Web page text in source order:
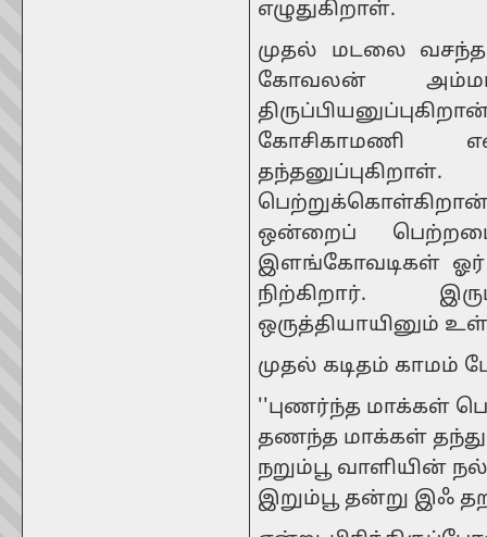
எழுதுகிறாள்.
முதல் மடலை வசந்த
கோவலன்
ஒன்றைப்
இளங்கோவடிகள்
நிற்கிறார்.
ஒருத்தியாயினும்
முதல் கடிதம் காமம்
''புணர்ந்த மாக்கள்
தணந்த மாக்கள்
நறும்பூ வாளியின்
இறும்பூ தன்று இஃ